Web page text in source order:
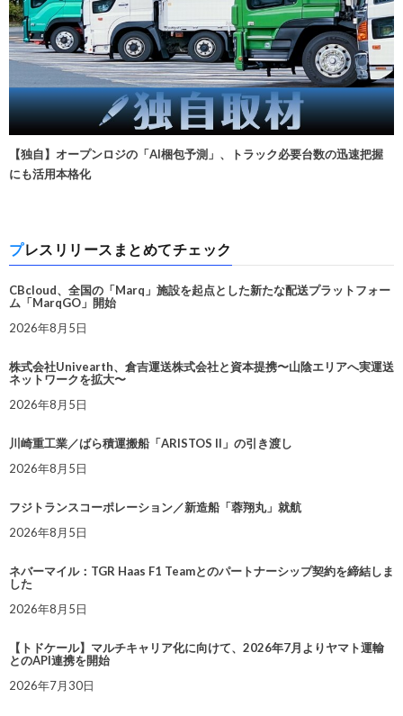
【独自】オープンロジの「AI梱包予測」、トラック必要台数の迅速把握
にも活用本格化
プレスリリースまとめてチェック
CBcloud、全国の「Marq」施設を起点とした新たな配送プラットフォー
ム「MarqGO」開始
2026年8月5日
株式会社Univearth、倉吉運送株式会社と資本提携〜山陰エリアへ実運送
ネットワークを拡大〜
2026年8月5日
川崎重工業／ばら積運搬船「ARISTOS II」の引き渡し
2026年8月5日
フジトランスコーポレーション／新造船「蓉翔丸」就航
2026年8月5日
ネバーマイル：TGR Haas F1 Teamとのパートナーシップ契約を締結しま
した
2026年8月5日
【トドケール】マルチキャリア化に向けて、2026年7月よりヤマト運輸
とのAPI連携を開始
2026年7月30日